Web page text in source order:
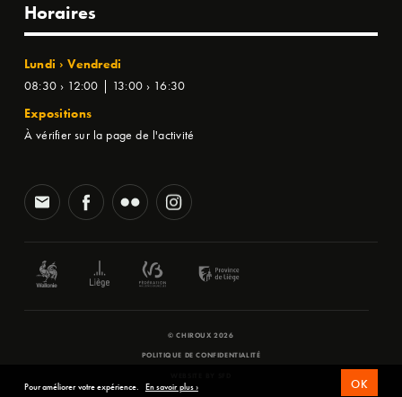
Horaires
Lundi › Vendredi
08:30 › 12:00 | 13:00 › 16:30
Expositions
À vérifier sur la page de l'activité
© CHIROUX 2026
POLITIQUE DE CONFIDENTIALITÉ
Pour améliorer votre expérience. En savoir plus › OK